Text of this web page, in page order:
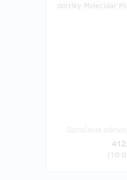
dortíky Molecular
(10